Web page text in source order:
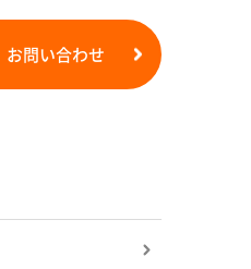
お問い合わせ